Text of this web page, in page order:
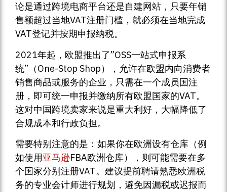
论是通过跨境电商平台还是自建网站，只要年销
售额超过当地VAT注册门槛，就必须在当地完成
VAT登记并按期申报纳税。
2021年起，欧盟推出了”OSS一站式申报系
统”（One-Stop Shop），允许在欧盟内向消费者
销售商品或服务的企业，只需在一个成员国注
册，即可统一申报并缴纳所有欧盟国家的VAT。
这对中国跨境卖家来说是重大利好，大幅降低了
合规成本和行政负担。
需要特别注意的是：如果你在欧洲设有仓库（例
如使用亚马逊FBA欧洲仓库），则可能需要在多
个国家分别注册VAT。建议提前聘请熟悉欧洲税
务的专业会计师进行规划，避免因漏税或迟报而